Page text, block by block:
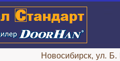
Новосибирск, ул.